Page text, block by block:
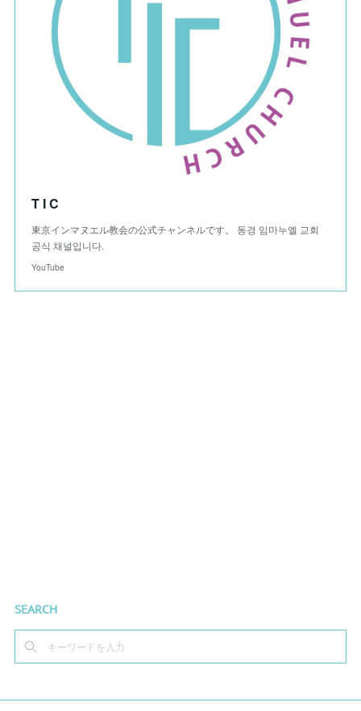
T I C
東京インマヌエル教会の公式チャンネルです。 동경 임마누엘 교회
공식 채널입니다.
YouTube
SEARCH